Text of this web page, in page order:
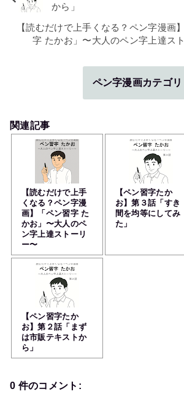
から」
【読むだけで上手くなる？ペン字漫画
字 たかお」〜大人のペン字上達ス
ペン字漫画カテゴリ
関連記事
【読むだけで上手
くなる？ペン字漫
画】「ペン習字 た
かお」〜大人のペ
ン字上達ストーリ
ー〜
【ペン習字たか
お】第３話「すき
間を均等にしてみ
た」
【ペン習字たか
お】第２話「まず
は市販テキストか
ら」
0 件のコメント: